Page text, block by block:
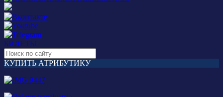
БИЛЕТЫ
КУПИТЬ АТРИБУТИКУ